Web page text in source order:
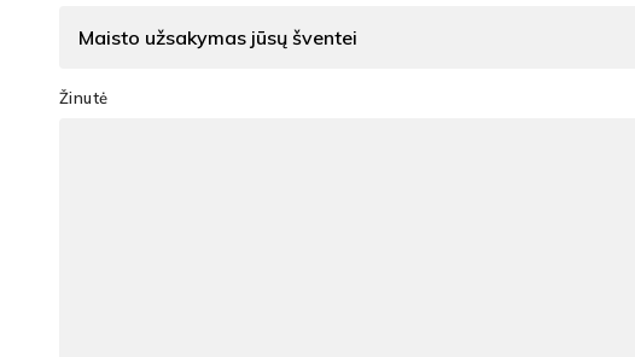
Žinutė